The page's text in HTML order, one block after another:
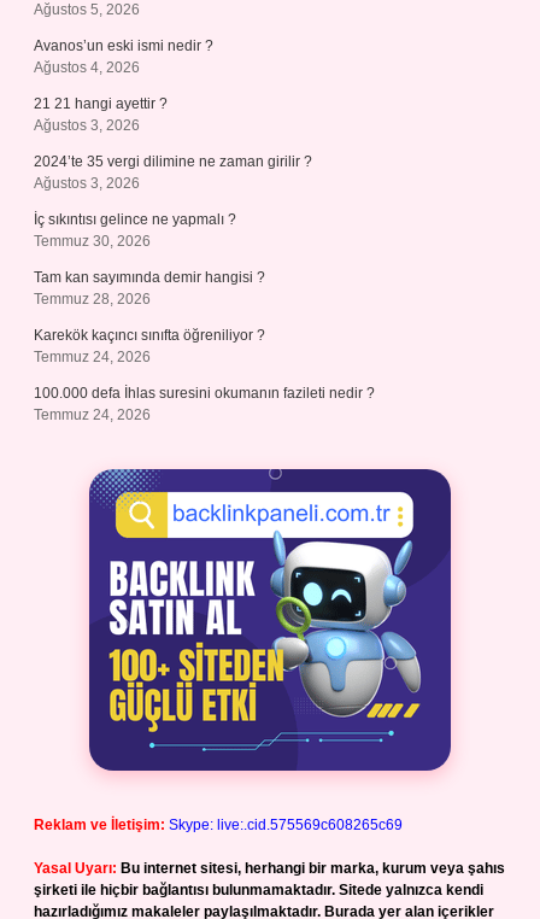
Ağustos 5, 2026
Avanos’un eski ismi nedir ?
Ağustos 4, 2026
21 21 hangi ayettir ?
Ağustos 3, 2026
2024’te 35 vergi dilimine ne zaman girilir ?
Ağustos 3, 2026
İç sıkıntısı gelince ne yapmalı ?
Temmuz 30, 2026
Tam kan sayımında demir hangisi ?
Temmuz 28, 2026
Karekök kaçıncı sınıfta öğreniliyor ?
Temmuz 24, 2026
100.000 defa İhlas suresini okumanın fazileti nedir ?
Temmuz 24, 2026
Reklam ve İletişim: Skype: live:.cid.575569c608265c69
Yasal Uyarı: Bu internet sitesi, herhangi bir marka, kurum veya şahıs
şirketi ile hiçbir bağlantısı bulunmamaktadır. Sitede yalnızca kendi
hazırladığımız makaleler paylaşılmaktadır. Burada yer alan içerikler